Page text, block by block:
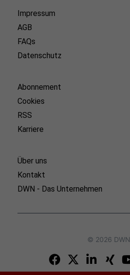
Impressum
AGB
FAQs
Datenschutz
Abonnement
Cookies
RSS
Karriere
Über uns
Kontakt
DWN - Das Unternehmen
© 2026 DWN